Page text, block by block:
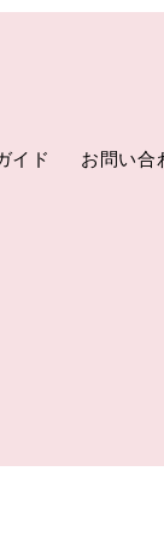
イド お問い合